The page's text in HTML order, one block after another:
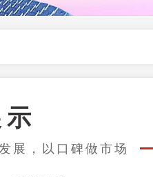
展，以口碑做市场